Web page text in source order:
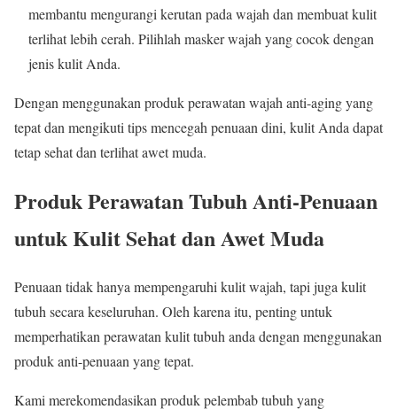
membantu mengurangi kerutan pada wajah dan membuat kulit
terlihat lebih cerah. Pilihlah masker wajah yang cocok dengan
jenis kulit Anda.
Dengan menggunakan produk perawatan wajah anti-aging yang
tepat dan mengikuti tips mencegah penuaan dini, kulit Anda dapat
tetap sehat dan terlihat awet muda.
Produk Perawatan Tubuh Anti-Penuaan
untuk Kulit Sehat dan Awet Muda
Penuaan tidak hanya mempengaruhi kulit wajah, tapi juga kulit
tubuh secara keseluruhan. Oleh karena itu, penting untuk
memperhatikan perawatan kulit tubuh anda dengan menggunakan
produk anti-penuaan yang tepat.
Kami merekomendasikan produk pelembab tubuh yang